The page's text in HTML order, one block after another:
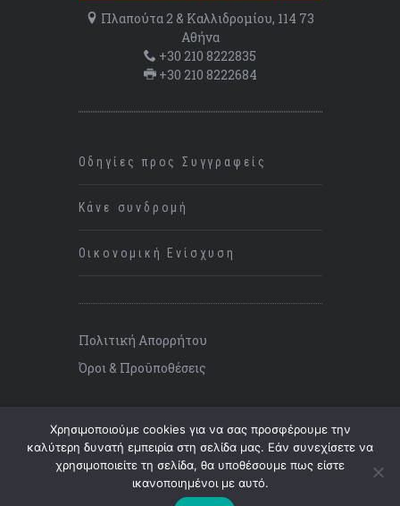
Πλαπούτα 2 & Καλλιδρομίου, 114 73
Αθήνα
+30 210 8222835
+30 210 8222684
Οδηγίες προς Συγγραφείς
Κάνε συνδρομή
Οικονομική Ενίσχυση
Πολιτική Απορρήτου
Όροι & Προϋποθέσεις
©2026 ΚΡΙΣΗ, All Rights Reserved.
Χρησιμοποιούμε cookies για να σας προσφέρουμε την
καλύτερη δυνατή εμπειρία στη σελίδα μας. Εάν συνεχίσετε να
χρησιμοποιείτε τη σελίδα, θα υποθέσουμε πως είστε
ικανοποιημένοι με αυτό.